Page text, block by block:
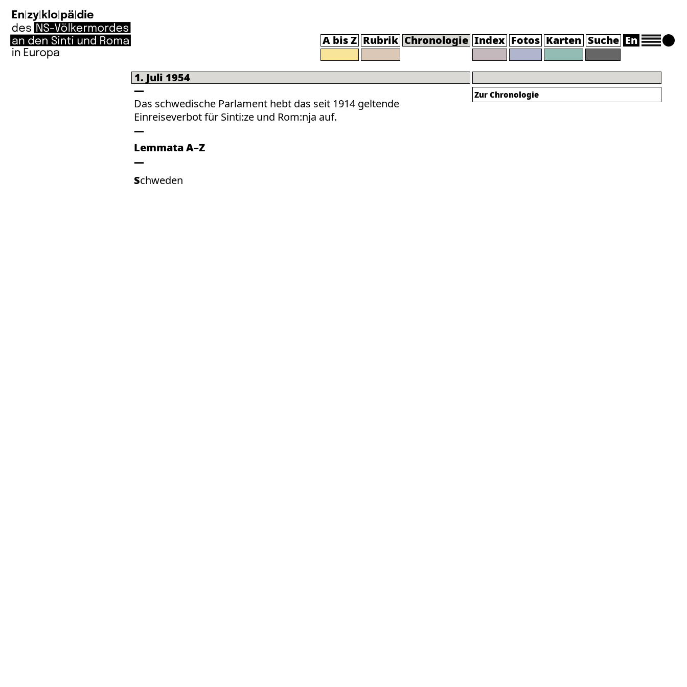
A bis Z Rubrik Chronologie Index Fotos Karten Suche En
1. Juli 1954
Das schwedische Parlament hebt das seit 1914 geltende
Einreiseverbot für Sinti:ze und Rom:nja auf.
Lemmata A–Z
Schweden
Zur Chronologie